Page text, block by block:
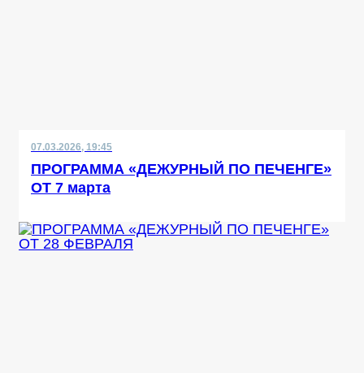
07.03.2026, 19:45
ПРОГРАММА «ДЕЖУРНЫЙ ПО ПЕЧЕНГЕ»
ОТ 7 марта